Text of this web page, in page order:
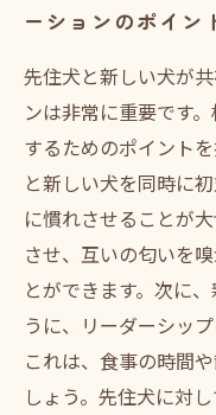
ーションのポイン
先住犬と新しい犬が
ンは非常に重要です
するためのポイント
と新しい犬を同時に
に慣れさせることが
させ、互いの匂いを
とができます。次に
うに、リーダーシッ
これは、食事の時間
しょう。先住犬に対